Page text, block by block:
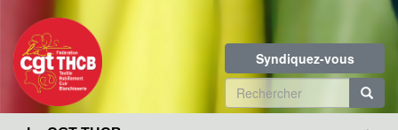
contenu
principal
Syndiquez-vous
Formulaire
de